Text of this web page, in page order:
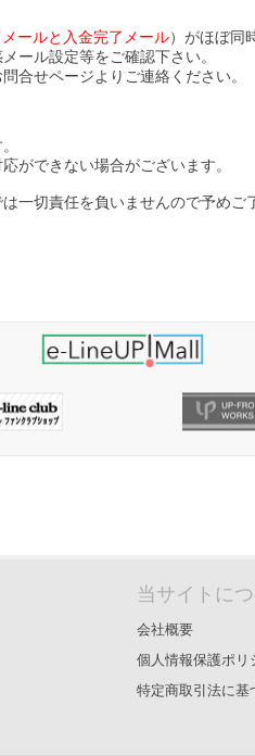
ールと入金完了メール）がほぼ同
ール設定等をご確認下さい。
合せページよりご連絡ください。
ができない場合がございます。
一切責任を負いませんので予めご
当サイトに
会社概要
個人情報保護ポリ
特定商取引法に基